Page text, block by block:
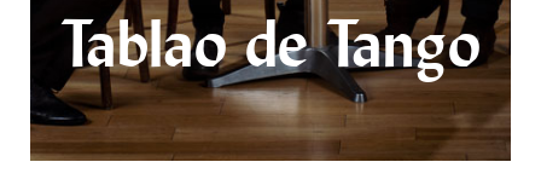
Tablao de Tango